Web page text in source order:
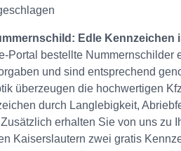
Edle Kennzeichen
Portal bestellte Nummernschilder
und sind entsprechend
überzeugen die hochwertigen
durch Langlebigkeit,
erhalten Sie von uns zu
Kaiserslautern zwei gratis